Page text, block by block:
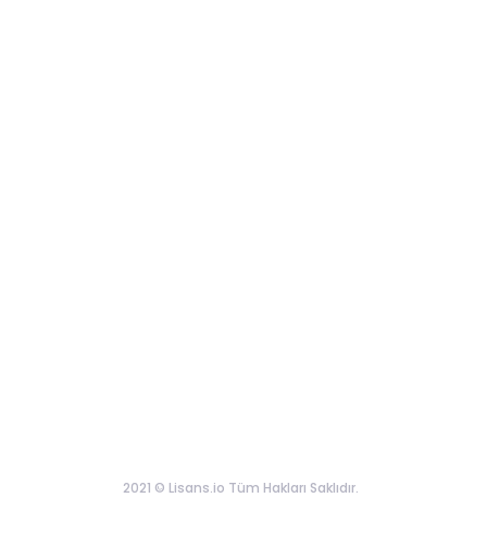
2021 © Lisans.io Tüm Hakları Saklıdır.